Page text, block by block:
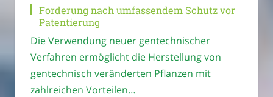
Forderung nach umfassendem Schutz vor
Patentierung
Die Verwendung neuer gentechnischer
Verfahren ermöglicht die Herstellung von
gentechnisch veränderten Pflanzen mit
zahlreichen Vorteilen…